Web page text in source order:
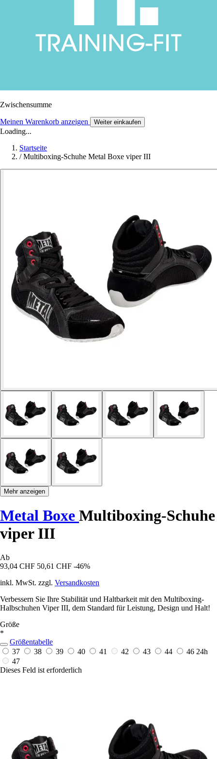
Zwischensumme
Meinen Warenkorb anzeigen Weiter einkaufen
Loading...
Startseite
/ Multiboxing-Schuhe Metal Boxe viper III
Mehr anzeigen
Metal Boxe Multiboxing-Schuhe
viper III
Ab
93,04 CHF 50,61 CHF -46%
inkl. MwSt. zzgl. Versandkosten
Verbessern Sie Ihre Stabilität und Haltbarkeit mit den Multiboxing-
Halbschuhen Viper III, dem Standard für Leistung, Design und Halt!
Größe
*
Größentabelle
37
38 39 40 41 42 43 44 46 24h
47
Dieses Feld ist erforderlich